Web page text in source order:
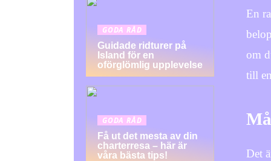
En
om
till
Det
GODA RÅD
Guidade ridturer på
Island för en
oförglömlig upplevelse
GODA RÅD
Få ut det mesta av din
charterresa – här är
våra bästa tips!